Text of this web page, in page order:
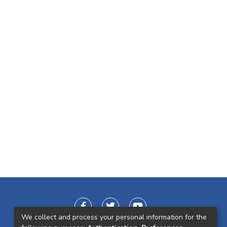
We collect and process your personal information for the